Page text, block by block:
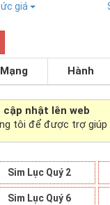
giá
Mạng Hành
nhật lên web
tôi để được trợ giúp
Sim Lục Quý 2
Sim Lục Quý 6